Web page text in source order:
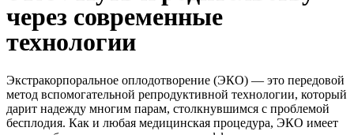
через современные
технологии
Экстракорпоральное оплодотворение (ЭКО) — это передовой
метод вспомогательной репродуктивной технологии, который
дарит надежду многим парам, столкнувшимся с проблемой
бесплодия. Как и любая медицинская процедура, ЭКО имеет